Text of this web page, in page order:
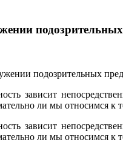
зависит
ли мы относимся к
зависит
ли мы относимся к